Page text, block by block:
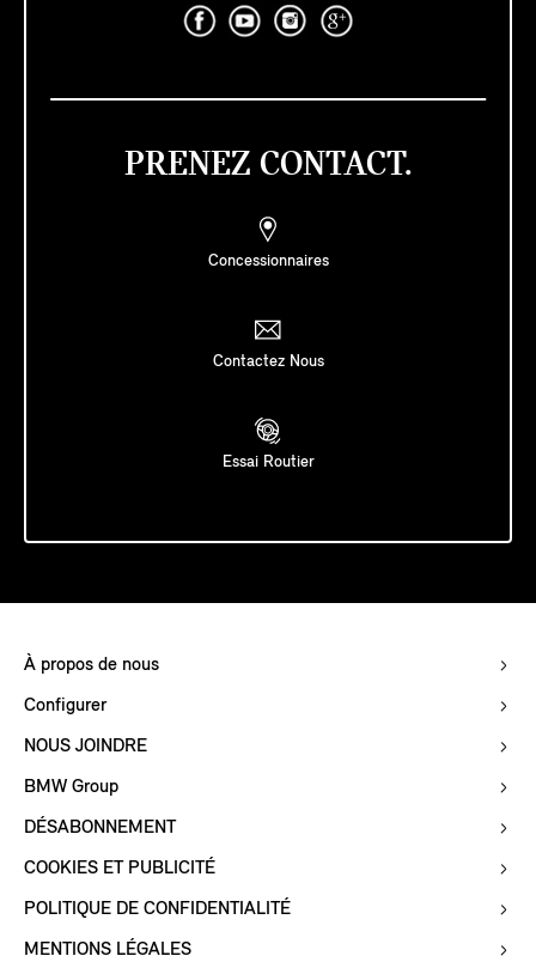
PRENEZ CONTACT.
Concessionnaires
Contactez Nous
Essai Routier
À propos de nous
Configurer
NOUS JOINDRE
BMW Group
DÉSABONNEMENT
COOKIES ET PUBLICITÉ
POLITIQUE DE CONFIDENTIALITÉ
MENTIONS LÉGALES